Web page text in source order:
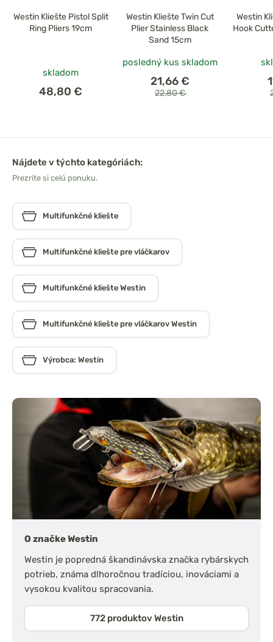
Westin Kliešte Pistol Split
Ring Pliers 19cm
skladom
48,80 €
Westin Kliešte Twin Cut
Plier Stainless Black
Sand 15cm
posledný kus skladom
21,66 €
22,80 €
Westin
Hook
Nájdete v týchto kategóriách:
Prezrite si celú ponuku.
Multifunkčné kliešte
Multifunkčné kliešte pre vláčkarov
Multifunkčné kliešte Westin
Multifunkčné kliešte pre vláčkarov Westin
Výrobca: Westin
O značke Westin
Westin je popredná škandinávska značka rybárskych
potrieb, známa dlhoročnou tradíciou, inováciami a
vysokou kvalitou spracovania.
772 produktov Westin